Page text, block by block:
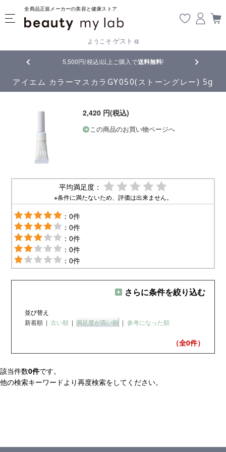
全商品正規メーカーの美容と健康ストア
ようこそ ゲスト 様
5,500円(税込)以上ご購入で送料無料! 【重要】
アイエム カラーマスカラGY050(ストーングレー) 5g
2,420 円(税込)
この商品のお買い物ページへ
平均満足度：
※条件に満たないため、評価は出来ません。
：0件
：0件
：0件
：0件
：0件
さらに条件を絞り込む
並び替え
新着順 | 古い順 | 満足度が高い順 | 参考になった順
（全0件）
該当件数0件です。
他の検索キーワードより再度検索をしてください。